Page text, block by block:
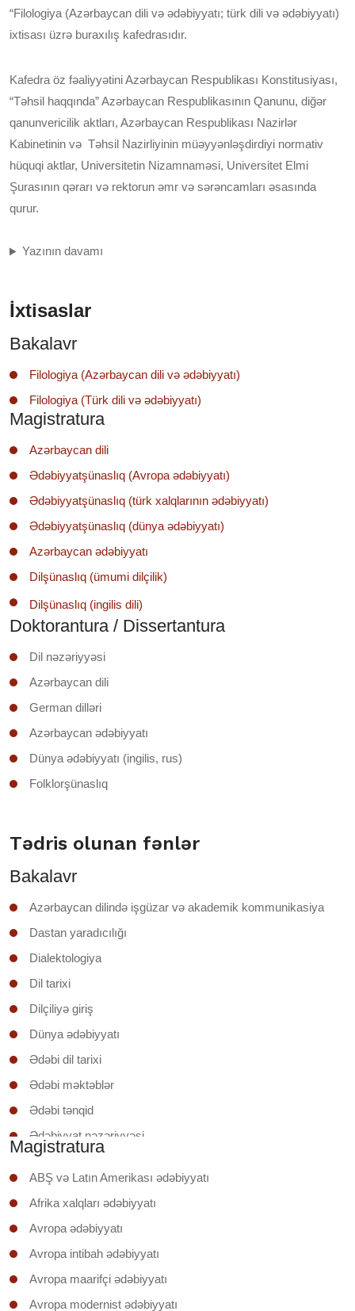
“Filologiya (Azərbaycan dili və ədəbiyyatı; türk dili və ədəbiyyatı)
ixtisası üzrə buraxılış kafedrasıdır.
Kafedra öz fəaliyyətini Azərbaycan Respublikası Konstitusiyası,
“Təhsil haqqında” Azərbaycan Respublikasının Qanunu, diğər
qanunvericilik aktları, Azərbaycan Respublikası Nazirlər
Kabinetinin və Təhsil Nazirliyinin müəyyənləşdirdiyi normativ
hüquqi aktlar, Universitetin Nizamnaməsi, Universitet Elmi
Şurasının qərarı və rektorun əmr və sərəncamları əsasında
qurur.
Yazının davamı
İxtisaslar
Bakalavr
Filologiya (Azərbaycan dili və ədəbiyyatı)
Filologiya (Türk dili və ədəbiyyatı)
Magistratura
Azərbaycan dili
Ədəbiyyatşünaslıq (Avropa ədəbiyyatı)
Ədəbiyyatşünaslıq (türk xalqlarının ədəbiyyatı)
Ədəbiyyatşünaslıq (dünya ədəbiyyatı)
Azərbaycan ədəbiyyatı
Dilşünaslıq (ümumi dilçilik)
Dilşünaslıq (ingilis dili)
Doktorantura / Dissertantura
Dil nəzəriyyəsi
Azərbaycan dili
German dilləri
Azərbaycan ədəbiyyatı
Dünya ədəbiyyatı (ingilis, rus)
Folklorşünaslıq
Tədris olunan fənlər
Bakalavr
Azərbaycan dilində işgüzar və akademik kommunikasiya
Dastan yaradıcılığı
Dialektologiya
Dil tarixi
Dilçiliyə giriş
Dünya ədəbiyyatı
Ədəbi dil tarixi
Ədəbi məktəblər
Ədəbi tənqid
Ədəbiyyat nəzəriyyəsi
Ədəbiyyatşünaslığa giriş
Əruzun nəzəri əsasları
İxtisas (regionunun) ölkəsinin ədəbiyyatı
Klassik şerin poetikası
Mətnin təhlili
Mətnlər üzrə iş
Magistratura
ABŞ və Latın Amerikası ədəbiyyatı
Afrika xalqları ədəbiyyatı
Avropa ədəbiyyatı
Avropa intibah ədəbiyyatı
Avropa maarifçi ədəbiyyatı
Avropa modernist ədəbiyyatı